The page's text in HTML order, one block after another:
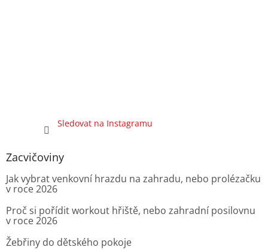
Sledovat na Instagramu
Zacvičoviny
Jak vybrat venkovní hrazdu na zahradu, nebo prolézačku
v roce 2026
Proč si pořídit workout hřiště, nebo zahradní posilovnu
v roce 2026
Žebřiny do dětského pokoje